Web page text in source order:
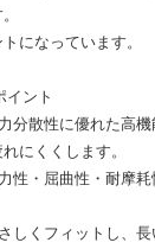
になっています。
イント
分散性に優れた高
にくくします。
性・屈曲性・耐摩
しくフィットし、